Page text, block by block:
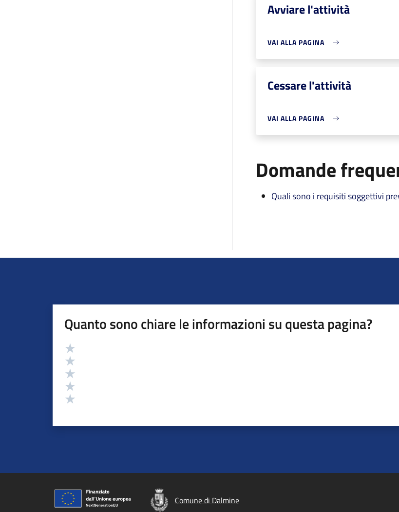
Avviare l'attività
VAI ALLA PAGINA
Cessare l'attività
VAI ALLA PAGINA
Domande
Quali sono i requisiti soggettivi
Quanto sono chiare le informazioni su questa pagina?
Valutazione
Comune di Dalmine